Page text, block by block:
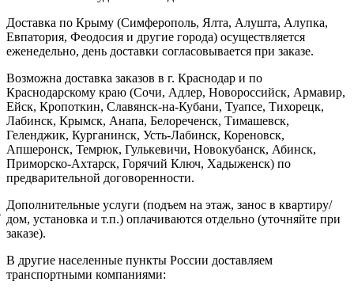
Доставка по Крыму (Симферополь, Ялта, Алушта, Алупка,
Евпатория, Феодосия и другие города) осуществляется
еженедельно, день доставки согласовывается при заказе.
Возможна доставка заказов в г. Краснодар и по
Краснодарскому краю (Сочи, Адлер, Новороссийск, Армавир,
Ейск, Кропоткин, Славянск-на-Кубани, Туапсе, Тихорецк,
Лабинск, Крымск, Анапа, Белореченск, Тимашевск,
Геленджик, Курганинск, Усть-Лабинск, Кореновск,
Апшеронск, Темрюк, Гулькевичи, Новокубанск, Абинск,
Приморско-Ахтарск, Горячий Ключ, Хадыженск) по
предварительной договоренности.
Дополнительные услуги (подъем на этаж, занос в квартиру/
дом, установка и т.п.) оплачиваются отдельно (уточняйте при
заказе).
В другие населенные пункты России доставляем
транспортными компаниями: